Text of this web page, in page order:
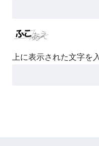
上に表示された文字を